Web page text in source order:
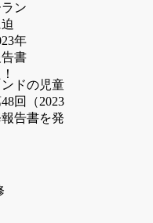
ンドの児童
回（2023
告書を発